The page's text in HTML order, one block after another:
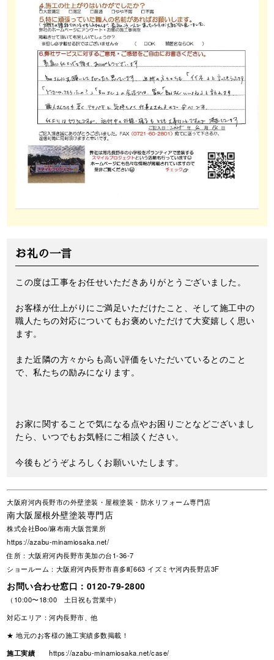
お礼の一言
この度は工事をお任せいただきありがとうございました。
お客様が仕上がりにご満足いただけたこと、そして施工中の
職人たちの対応についてもお褒めいただけて大変嬉しく思い
ます。
また近隣の方々からも高い評価をいただいているとのこと
で、私たちの励みになります。
お家に関することで気になる点やお困りごとなどございまし
たら、いつでもお気軽にご相談ください。
今後もどうぞよろしくお願いいたします。
大阪府河内長野市の外壁塗装・屋根塗装・防水リフォーム専門店
南大阪屋根外壁塗装専門店
株式会社Boo/麻布南大阪営業所
https://azabu-minamiosaka.net/
住所：大阪府河内長野市美加の台1-36-7
ショールーム：大阪府河内長野市喜多町663 イズミヤ河内長野店3F
お問い合わせ窓口： 0120-79-2800
（10:00〜18:00 土日祝も営業中）
対応エリア：河内長野市、他
★ 地元のお客様の施工実績多数掲載！
施工実績
https://azabu-minamiosaka.net/case/